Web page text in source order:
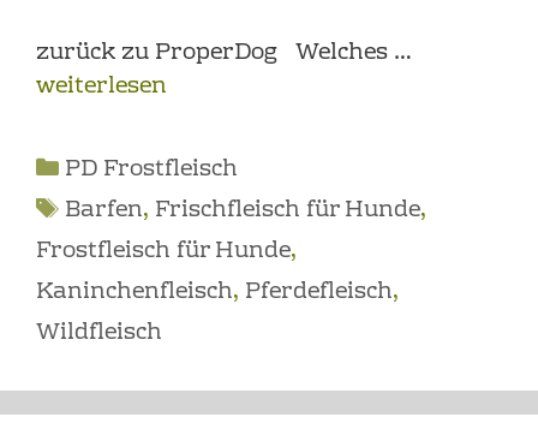
zurück zu ProperDog Welches …
weiterlesen
Kategorien
PD Frostfleisch
Schlagwörter
Barfen, Frischfleisch für Hunde,
Frostfleisch für Hunde,
Kaninchenfleisch, Pferdefleisch,
Wildfleisch